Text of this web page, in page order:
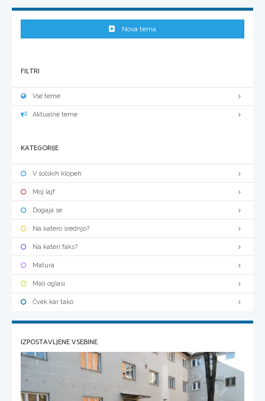
Nova tema
FILTRI
Vse teme
Aktualne teme
KATEGORIJE
V šolskih klopeh
Moj lajf
Dogaja se
Na katero srednjo?
Na kateri faks?
Matura
Mali oglasi
Čvek kar tako
IZPOSTAVLJENE VSEBINE